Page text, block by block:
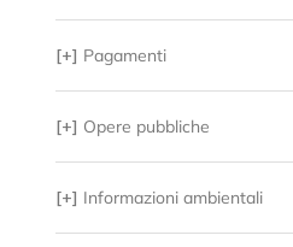
[+] Pagamenti
[+] Opere pubbliche
[+] Informazioni ambientali